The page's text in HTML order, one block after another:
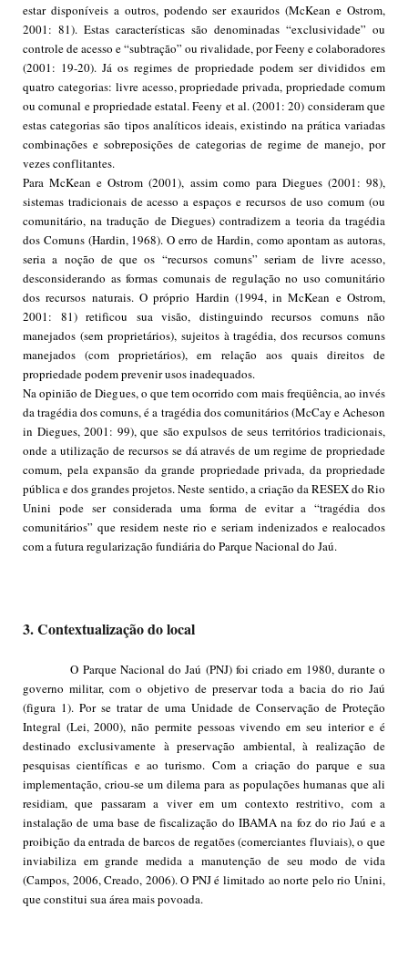
estar disponíveis a outros, podendo ser exauridos (McKean e Ostrom,
2001: 81). Estas características são denominadas “exclusividade” ou
controle de acesso e “subtração” ou rivalidade, por Feeny e colaboradores
(2001: 19-20). Já os regimes de propriedade podem ser divididos em
quatro categorias: livre acesso, propriedade privada, propriedade comum
ou comunal e propriedade estatal. Feeny et al. (2001: 20) consideram que
estas categorias são tipos analíticos ideais, existindo na prática variadas
combinações e sobreposições de categorias de regime de manejo, por
vezes conflitantes.
Para McKean e Ostrom (2001), assim como para Diegues (2001: 98),
sistemas tradicionais de acesso a espaços e recursos de uso comum (ou
comunitário, na tradução de Diegues) contradizem a teoria da tragédia
dos Comuns (Hardin, 1968). O erro de Hardin, como apontam as autoras,
seria a noção de que os “recursos comuns” seriam de livre acesso,
desconsiderando as formas comunais de regulação no uso comunitário
dos recursos naturais. O próprio Hardin (1994, in McKean e Ostrom,
2001: 81) retificou sua visão, distinguindo recursos comuns não
manejados (sem proprietários), sujeitos à tragédia, dos recursos comuns
manejados (com proprietários), em relação aos quais direitos de
propriedade podem prevenir usos inadequados.
Na opinião de Diegues, o que tem ocorrido com mais freqüência, ao invés
da tragédia dos comuns, é a tragédia dos comunitários (McCay e Acheson
in Diegues, 2001: 99), que são expulsos de seus territórios tradicionais,
onde a utilização de recursos se dá através de um regime de propriedade
comum, pela expansão da grande propriedade privada, da propriedade
pública e dos grandes projetos. Neste sentido, a criação da RESEX do Rio
Unini pode ser considerada uma forma de evitar a “tragédia dos
comunitários” que residem neste rio e seriam indenizados e realocados
com a futura regularização fundiária do Parque Nacional do Jaú.
3. Contextualização do local
O Parque Nacional do Jaú (PNJ) foi criado em 1980, durante o
governo militar, com o objetivo de preservar toda a bacia do rio Jaú
(figura 1). Por se tratar de uma Unidade de Conservação de Proteção
Integral (Lei, 2000), não permite pessoas vivendo em seu interior e é
destinado exclusivamente à preservação ambiental, à realização de
pesquisas científicas e ao turismo. Com a criação do parque e sua
implementação, criou-se um dilema para as populações humanas que ali
residiam, que passaram a viver em um contexto restritivo, com a
instalação de uma base de fiscalização do IBAMA na foz do rio Jaú e a
proibição da entrada de barcos de regatões (comerciantes fluviais), o que
inviabiliza em grande medida a manutenção de seu modo de vida
(Campos, 2006, Creado, 2006). O PNJ é limitado ao norte pelo rio Unini,
que constitui sua área mais povoada.